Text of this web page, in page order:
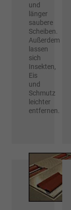
und
länger
saubere
Scheiben.
Außerdem
lassen
sich
Insekten,
Eis
und
Schmutz
leichter
entfernen.